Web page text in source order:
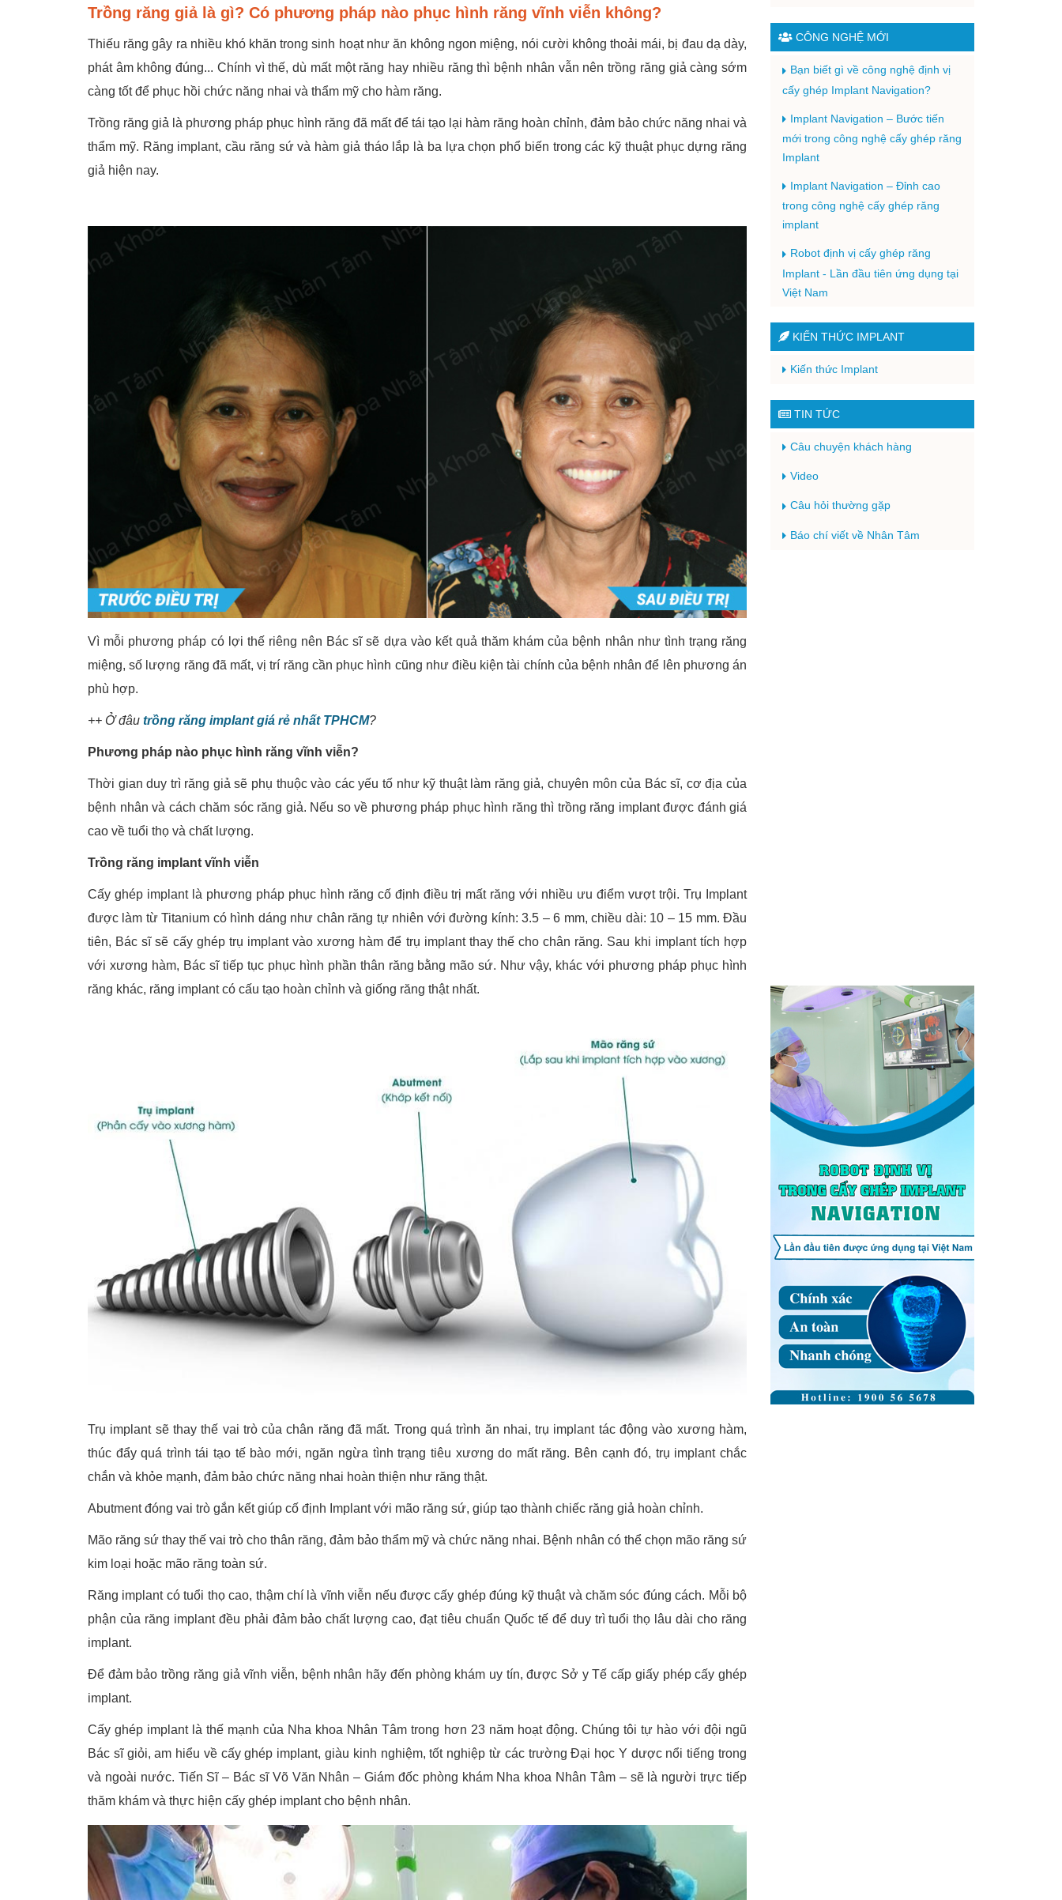
Trồng răng giả là gì? Có phương pháp nào phục hình răng vĩnh viễn không?
Thiếu răng gây ra nhiều khó khăn trong sinh hoạt như ăn không ngon miệng, nói cười không thoải mái, bị đau dạ dày,
phát âm không đúng... Chính vì thế, dù mất một răng hay nhiều răng thì bệnh nhân vẫn nên trồng răng giả càng sớm
càng tốt để phục hồi chức năng nhai và thẩm mỹ cho hàm răng.
Trồng răng giả là phương pháp phục hình răng đã mất để tái tạo lại hàm răng hoàn chỉnh, đảm bảo chức năng nhai và
thẩm mỹ. Răng implant, cầu răng sứ và hàm giả tháo lắp là ba lựa chọn phổ biến trong các kỹ thuật phục dựng răng
giả hiện nay.
Vì mỗi phương pháp có lợi thế riêng nên Bác sĩ sẽ dựa vào kết quả thăm khám của bệnh nhân như tình trạng răng
miệng, số lượng răng đã mất, vị trí răng cần phục hình cũng như điều kiện tài chính của bệnh nhân để lên phương án
phù hợp.
++ Ở đâu trồng răng implant giá rẻ nhất TPHCM?
Phương pháp nào phục hình răng vĩnh viễn?
Thời gian duy trì răng giả sẽ phụ thuộc vào các yếu tố như kỹ thuật làm răng giả, chuyên môn của Bác sĩ, cơ địa của
bệnh nhân và cách chăm sóc răng giả. Nếu so về phương pháp phục hình răng thì trồng răng implant được đánh giá
cao về tuổi thọ và chất lượng.
Trồng răng implant vĩnh viễn
Cấy ghép implant là phương pháp phục hình răng cố định điều trị mất răng với nhiều ưu điểm vượt trội. Trụ Implant
được làm từ Titanium có hình dáng như chân răng tự nhiên với đường kính: 3.5 – 6 mm, chiều dài: 10 – 15 mm. Đầu
tiên, Bác sĩ sẽ cấy ghép trụ implant vào xương hàm để trụ implant thay thế cho chân răng. Sau khi implant tích hợp
với xương hàm, Bác sĩ tiếp tục phục hình phần thân răng bằng mão sứ. Như vậy, khác với phương pháp phục hình
răng khác, răng implant có cấu tạo hoàn chỉnh và giống răng thật nhất.
Trụ implant sẽ thay thế vai trò của chân răng đã mất. Trong quá trình ăn nhai, trụ implant tác động vào xương hàm,
thúc đẩy quá trình tái tạo tế bào mới, ngăn ngừa tình trạng tiêu xương do mất răng. Bên cạnh đó, trụ implant chắc
chắn và khỏe mạnh, đảm bảo chức năng nhai hoàn thiện như răng thật.
Abutment đóng vai trò gắn kết giúp cố định Implant với mão răng sứ, giúp tạo thành chiếc răng giả hoàn chỉnh.
Mão răng sứ thay thế vai trò cho thân răng, đảm bảo thẩm mỹ và chức năng nhai. Bệnh nhân có thể chọn mão răng sứ
kim loại hoặc mão răng toàn sứ.
Răng implant có tuổi thọ cao, thậm chí là vĩnh viễn nếu được cấy ghép đúng kỹ thuật và chăm sóc đúng cách. Mỗi bộ
phận của răng implant đều phải đảm bảo chất lượng cao, đạt tiêu chuẩn Quốc tế để duy trì tuổi thọ lâu dài cho răng
implant.
Để đảm bảo trồng răng giả vĩnh viễn, bệnh nhân hãy đến phòng khám uy tín, được Sở y Tế cấp giấy phép cấy ghép
implant.
Cấy ghép implant là thế mạnh của Nha khoa Nhân Tâm trong hơn 23 năm hoạt động. Chúng tôi tự hào với đội ngũ
Bác sĩ giỏi, am hiểu về cấy ghép implant, giàu kinh nghiệm, tốt nghiệp từ các trường Đại học Y dược nổi tiếng trong
và ngoài nước. Tiến Sĩ – Bác sĩ Võ Văn Nhân – Giám đốc phòng khám Nha khoa Nhân Tâm – sẽ là người trực tiếp
thăm khám và thực hiện cấy ghép implant cho bệnh nhân.
CÔNG NGHỆ MỚI
Bạn biết gì về công nghệ định vị
cấy ghép Implant Navigation?
Implant Navigation – Bước tiến
mới trong công nghệ cấy ghép răng
Implant
Implant Navigation – Đỉnh cao
trong công nghệ cấy ghép răng
implant
Robot định vị cấy ghép răng
Implant - Lần đầu tiên ứng dụng tại
Việt Nam
KIẾN THỨC IMPLANT
Kiến thức Implant
TIN TỨC
Câu chuyện khách hàng
Video
Câu hỏi thường gặp
Báo chí viết về Nhân Tâm